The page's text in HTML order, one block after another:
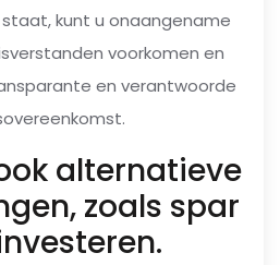
kunt u onaangename
voorkomen en
en verantwoorde
alternatieve
zoals spar